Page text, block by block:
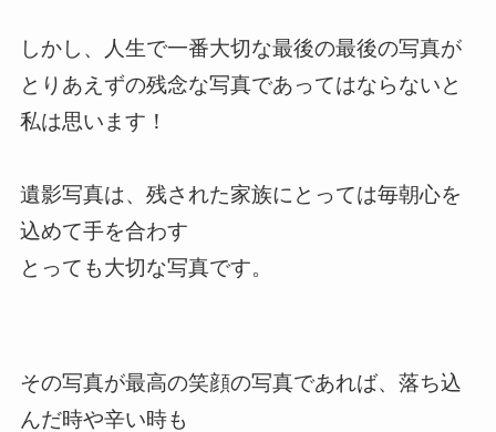
しかし、人生で一番大切な最後の最後の写真が
とりあえずの残念な写真であってはならないと
私は思います！
遺影写真は、残された家族にとっては毎朝心を
込めて手を合わす
とっても大切な写真です。
その写真が最高の笑顔の写真であれば、落ち込
んだ時や辛い時も